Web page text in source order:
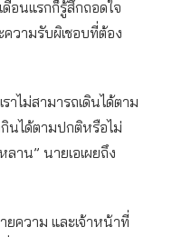
อนแรกก็รู้สึกถอดใจ
ความรับผิเชอบที่ต้อง
าไม่สามารถเดินได้ตาม
นได้ตามปกติหรือไม่
ลาน” นายเอเผยถึง
ยความ และเจ้าหน้าที่